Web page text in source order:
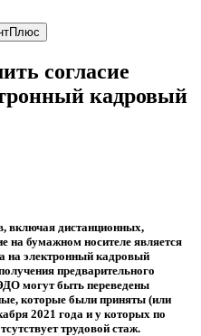
согласие
кадровый
включая дистанционных,
на бумажном носителе является
на электронный кадровый
предварительного
могут быть переведены
которые были приняты (или
2021 года и у которых по
трудовой стаж.